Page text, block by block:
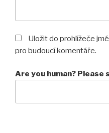
Uložit do prohlížeče
pro budoucí komentáře.
Are you human? Please